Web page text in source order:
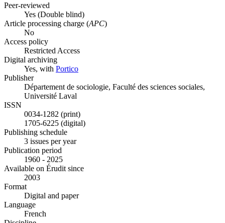
Peer-reviewed
Yes (Double blind)
Article processing charge (APC)
No
Access policy
Restricted Access
Digital archiving
Yes, with Portico
Publisher
Département de sociologie, Faculté des sciences sociales,
Université Laval
ISSN
0034-1282 (print)
1705-6225 (digital)
Publishing schedule
3 issues per year
Publication period
1960 - 2025
Available on Érudit since
2003
Format
Digital and paper
Language
French